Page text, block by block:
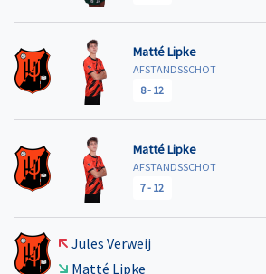
Matté Lipke
AFSTANDSSCHOT
8- 12
Matté Lipke
AFSTANDSSCHOT
7- 12
Jules Verweij
Matté Lipke